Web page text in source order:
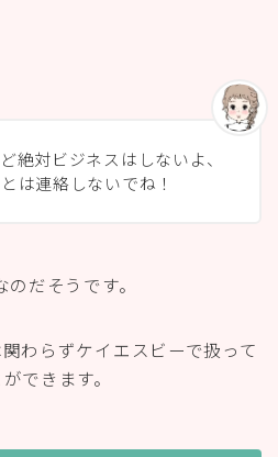
絶対ビジネスはしないよ、
は連絡しないでね！
だそうです。
わらずケイエスビーで扱って
できます。